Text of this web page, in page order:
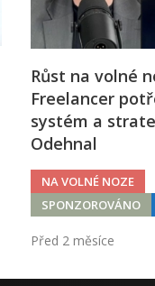
Růst na volné
Freelancer
systém a
Odehnal
NA VOLNÉ NOZE
SPONZOROVÁNO
Před 2 měsíce